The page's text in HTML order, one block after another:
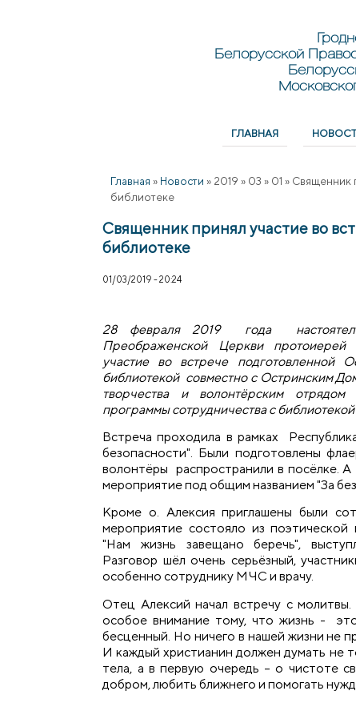
Белорусской
ГЛАВНАЯ
Главная » Новости » 2019 » 03 » 01 » Священник
библиотеке
Священник принял участие во
библиотеке
01/03/2019 - 20:24
28 февраля 2019 года
Преображенской Церкви протоиерей
участие во встрече подготовленной
библиотекой совместно с Остринским
творчества и волонтёрским
программы сотрудничества с
Встреча проходила в рамках
безопасности". Были подготовлены
волонтёры распространили в посёлке.
мероприятие под общим названием "За
Кроме о. Алексия приглашены были
мероприятие состояло из поэтической
"Нам жизнь завещано беречь",
Разговор шёл очень серьёзный,
особенно сотруднику МЧС и врачу.
Отец Алексий начал встречу с
особое внимание тому, что жизнь -
бесценный. Но ничего в нашей жизни не
И каждый христианин должен думать не
тела, а в первую очередь – о чистоте
добром, любить ближнего и помогать